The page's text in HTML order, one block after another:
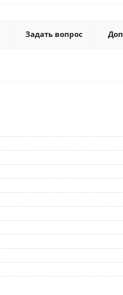
Задать вопрос